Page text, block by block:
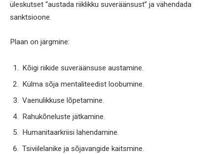
üleskutset “austada riiklikku suveräänsust” ja vähendada
sanktsioone.
Plaan on järgmine:
Kõigi riikide suveräänsuse austamine.
Külma sõja mentaliteedist loobumine.
Vaenulikkuse lõpetamine.
Rahukõneluste jätkamine.
Humanitaarkriisi lahendamine.
Tsiviilelanike ja sõjavangide kaitsmine.